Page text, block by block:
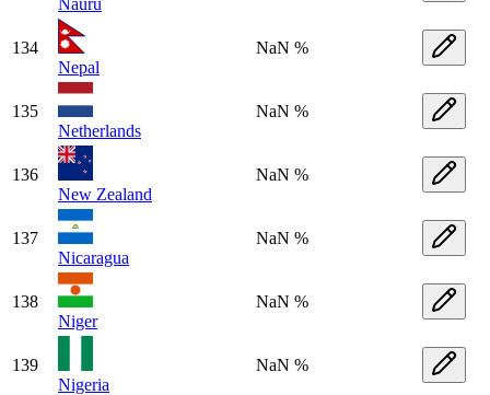
134
Nepal
NaN %
135
Netherlands
NaN %
136
New Zealand
NaN %
137
Nicaragua
NaN %
138
Niger
NaN %
139
Nigeria
NaN %